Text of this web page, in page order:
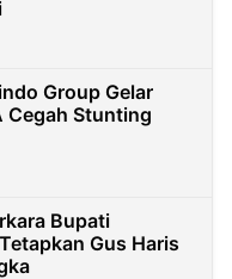
Group Gelar
Cegah Stunting
Bupati
Gus Haris